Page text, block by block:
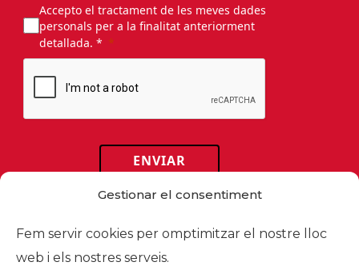
Gestionar el consentiment
Fem servir cookies per omptimitzar el nostre lloc
web i els nostres serveis.
Accepto el tractament de les meves dades
personals per a la finalitat anteriorment
detallada. *
ENVIAR
GooglePrivacy Policy andTerms of Service apply.